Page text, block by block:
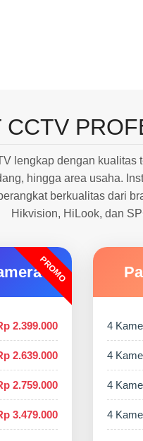
CCTV
lengkap dengan kualitas
hingga area usaha.
berkualitas dari
Hikvision, HiLook, dan
PROMO
2.399.000
2.639.000
2.759.000
3.479.000
4
4
4
4